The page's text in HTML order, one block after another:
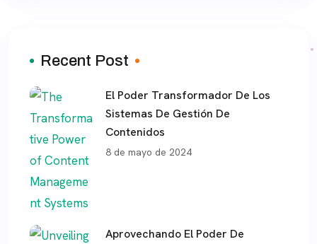
Recent Post
El Poder Transformador De Los
Sistemas De Gestión De
Contenidos
8 de mayo de 2024
Aprovechando El Poder De